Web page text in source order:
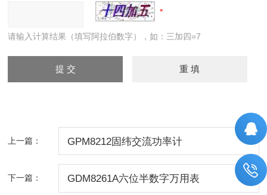
请输入计算结果（填写阿拉伯数字），如：三加四=7
上一篇： GPM8212固纬交流功率计
下一篇： GDM8261A六位半数字万用表